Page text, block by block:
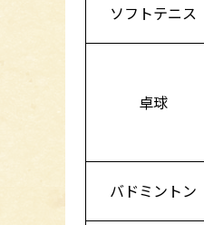
ソフトテニス
卓球
バドミントン